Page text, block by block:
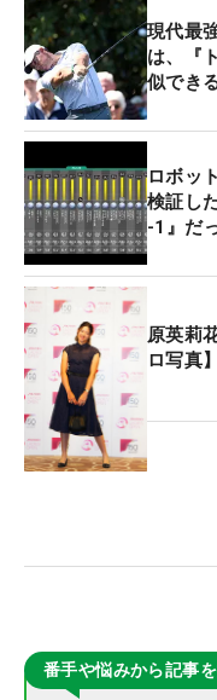
現代最
は、『
似でき
ロボッ
検証し
-1』だ
原英莉
ロ写真】
番手や悩みから記事を